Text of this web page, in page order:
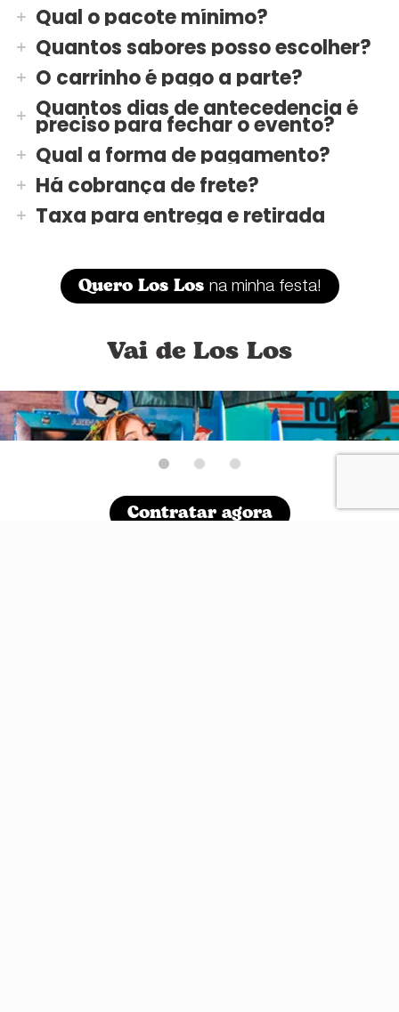
Qual o pacote mínimo?
Quantos sabores posso escolher?
O carrinho é pago a parte?
Quantos dias de antecedencia é
preciso para fechar o evento?
Qual a forma de pagamento?
Há cobrança de frete?
Taxa para entrega e retirada
Quero Los Los na minha festa!
Vai de Los Los
Contratar agora